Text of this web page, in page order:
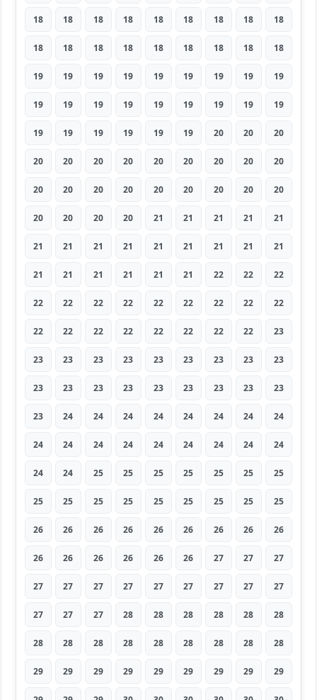
18 18 18 18 18 18 18 18 18
18 18 18 18 18 18 18 18 18
19 19 19 19 19 19 19 19 19
19 19 19 19 19 19 19 19 19
19 19 19 19 19 19 20 20 20
20 20 20 20 20 20 20 20 20
20 20 20 20 20 20 20 20 20
20 20 20 20 21 21 21 21 21
21 21 21 21 21 21 21 21 21
21 21 21 21 21 21 22 22 22
22 22 22 22 22 22 22 22 22
22 22 22 22 22 22 22 22 23
23 23 23 23 23 23 23 23 23
23 23 23 23 23 23 23 23 23
23 24 24 24 24 24 24 24 24
24 24 24 24 24 24 24 24 24
24 24 25 25 25 25 25 25 25
25 25 25 25 25 25 25 25 25
26 26 26 26 26 26 26 26 26
26 26 26 26 26 26 27 27 27
27 27 27 27 27 27 27 27 27
27 27 27 28 28 28 28 28 28
28 28 28 28 28 28 28 28 28
29 29 29 29 29 29 29 29 29